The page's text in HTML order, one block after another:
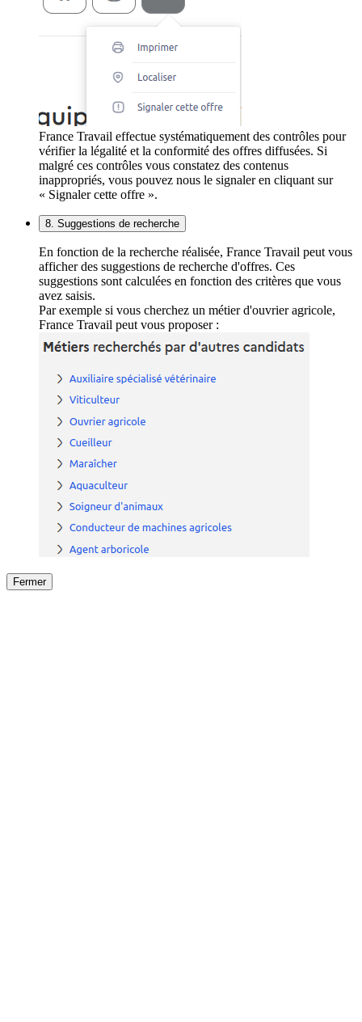
France Travail effectue systématiquement des contrôles pour
vérifier la légalité et la conformité des offres diffusées. Si
malgré ces contrôles vous constatez des contenus
inappropriés, vous pouvez nous le signaler en cliquant sur
« Signaler cette offre ».
8. Suggestions de recherche
En fonction de la recherche réalisée, France Travail peut vous
afficher des suggestions de recherche d'offres. Ces
suggestions sont calculées en fonction des critères que vous
avez saisis.
Par exemple si vous cherchez un métier d'ouvrier agricole,
France Travail peut vous proposer :
Fermer